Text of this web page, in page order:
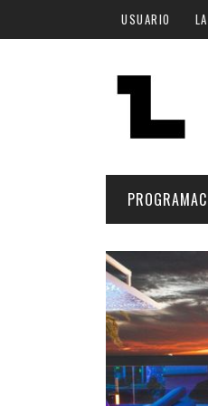
Pasar al contenido principal
USUARIO
FECHA
Hoy
Plan